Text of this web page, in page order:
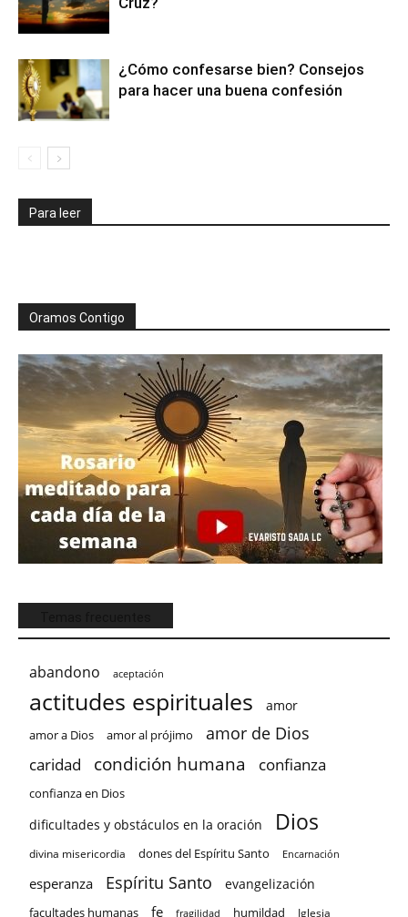
¿Cómo confesarse bien? Consejos
para hacer una buena confesión
Para leer
Oramos Contigo
abandono aceptación
actitudes espirituales amor
amor a Dios amor al prójimo amor de Dios
caridad condición humana confianza
confianza en Dios
dificultades y obstáculos en la oración Dios
divina misericordia dones del Espíritu Santo Encarnación
esperanza Espíritu Santo evangelización
facultades humanas fe fragilidad humildad Iglesia